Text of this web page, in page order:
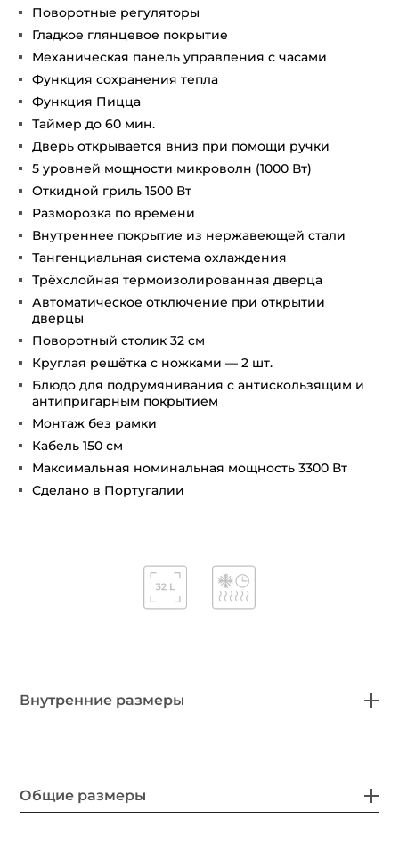
Поворотные регуляторы
Гладкое глянцевое покрытие
Механическая панель управления с часами
Функция сохранения тепла
Функция Пицца
Таймер до 60 мин.
Дверь открывается вниз при помощи ручки
5 уровней мощности микроволн (1000 Вт)
Откидной гриль 1500 Вт
Разморозка по времени
Внутреннее покрытие из нержавеющей стали
Тангенциальная система охлаждения
Трёхслойная термоизолированная дверца
Автоматическое отключение при открытии
дверцы
Поворотный столик 32 см
Круглая решётка с ножками — 2 шт.
Блюдо для подрумянивания с антискользящим и
антипригарным покрытием
Монтаж без рамки
Кабель 150 см
Максимальная номинальная мощность 3300 Вт
Сделано в Португалии
Внутренние размеры
Общие размеры